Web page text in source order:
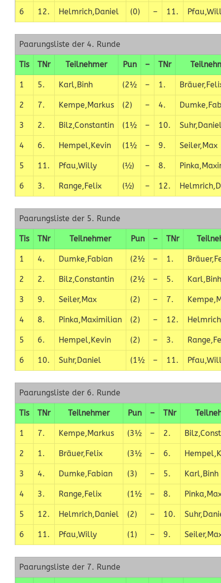
6 12. Helmrich,Daniel (0) – 11.
Paarungsliste der 4. Runde
Tis TNr Teilnehmer Pun – TNr
1 5. Karl,Binh (2½ – 1.
2 7. Kempe,Markus (2) – 4.
3 2. Bilz,Constantin (1½ – 10.
4 6. Hempel,Kevin (1½ – 9. Seiler,Max
5 11. Pfau,Willy (½) – 8.
6 3. Range,Felix (½) – 12.
Paarungsliste der 5. Runde
Tis TNr Teilnehmer Pun – TNr
1 4. Dumke,Fabian (2½ – 1.
2 2. Bilz,Constantin (2½ – 5. Karl,Binh
3 9. Seiler,Max (2) – 7.
4 8. Pinka,Maximilian (2) – 12.
5 6. Hempel,Kevin (2) – 3.
6 10. Suhr,Daniel (1½ – 11.
Paarungsliste der 6. Runde
Tis TNr Teilnehmer Pun – TNr
1 7. Kempe,Markus (3½ – 2.
2 1. Bräuer,Felix (3½ – 6.
3 4. Dumke,Fabian (3) – 5. Karl,Binh
4 3. Range,Felix (1½ – 8.
5 12. Helmrich,Daniel (2) – 10.
6 11. Pfau,Willy (1) – 9.
Paarungsliste der 7. Runde